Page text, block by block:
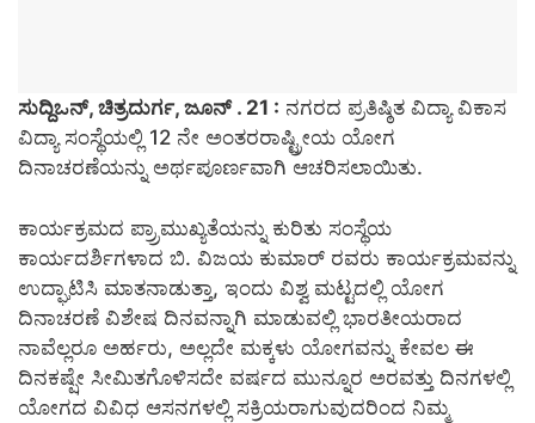
ಸುದ್ದಿಒನ್, ಚಿತ್ರದುರ್ಗ, ಜೂನ್‌ ‌. 21 : ನಗರದ ಪ್ರತಿಷ್ಠಿತ ವಿದ್ಯಾ ವಿಕಾಸ
ವಿದ್ಯಾ ಸಂಸ್ಥೆಯಲ್ಲಿ 12 ನೇ ಅಂತರರಾಷ್ಟ್ರೀಯ ಯೋಗ
ದಿನಾಚರಣೆಯನ್ನು ಅರ್ಥಪೂರ್ಣವಾಗಿ ಆಚರಿಸಲಾಯಿತು.
ಕಾರ್ಯಕ್ರಮದ ಪ್ರ್ರಾಮುಖ್ಯತೆಯನ್ನು ಕುರಿತು ಸಂಸ್ಥೆಯ
ಕಾರ್ಯದರ್ಶಿಗಳಾದ ಬಿ. ವಿಜಯ ಕುಮಾರ್ ರವರು ಕಾರ್ಯಕ್ರಮವನ್ನು
ಉದ್ಘಾಟಿಸಿ ಮಾತನಾಡುತ್ತಾ, ಇಂದು ವಿಶ್ವ ಮಟ್ಟದಲ್ಲಿ ಯೋಗ
ದಿನಾಚರಣೆ ವಿಶೇಷ ದಿನವನ್ನಾಗಿ ಮಾಡುವಲ್ಲಿ ಭಾರತೀಯರಾದ
ನಾವೆಲ್ಲರೂ ಅರ್ಹರು, ಅಲ್ಲದೇ ಮಕ್ಕಳು ಯೋಗವನ್ನು ಕೇವಲ ಈ
ದಿನಕಷ್ಷೇ ಸೀಮಿತಗೊಳಿಸದೇ ವರ್ಷದ ಮುನ್ನೂರ ಅರವತ್ತು ದಿನಗಳಲ್ಲಿ
ಯೋಗದ ವಿವಿಧ ಆಸನಗಳಲ್ಲಿ ಸಕ್ರಿಯರಾಗುವುದರಿಂದ ನಿಮ್ಮ